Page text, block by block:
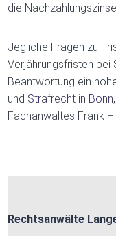
die
Jegliche Fragen zu
Verjährungsfristen bei
Beantwortung ein
und Strafrecht in Bonn
Fachanwaltes Frank
Rechtsanwälte